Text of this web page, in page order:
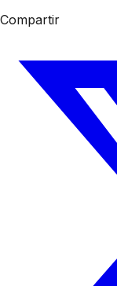
Compartir